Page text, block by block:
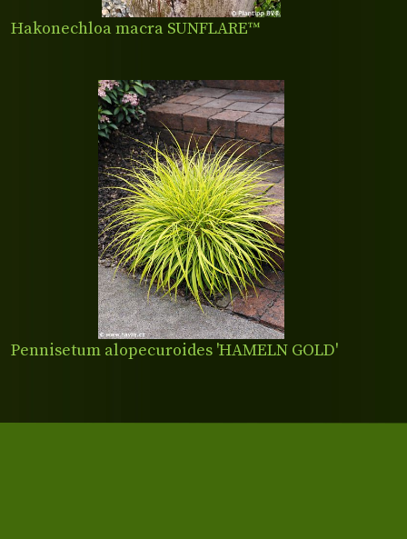
Hakonechloa macra SUNFLARE™
Pennisetum alopecuroides 'HAMELN GOLD'